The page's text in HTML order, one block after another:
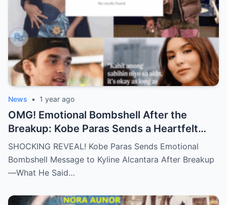
News • 1 year ago
OMG! Emotional Bombshell After the
Breakup: Kobe Paras Sends a Heartfelt
Message to Kyline Alcantara – His Words
Will Leave You Stunned and Speechless!
SHOCKING REVEAL! Kobe Paras Sends Emotional
Bombshell Message to Kyline Alcantara After Breakup
—What He Said…